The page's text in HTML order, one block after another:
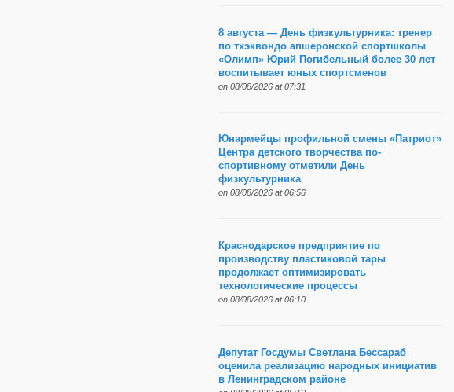
8 августа — День физкультурника: тренер
по тхэквондо апшеронской спортшколы
«Олимп» Юрий Погибельный более 30 лет
воспитывает юных спортсменов
on 08/08/2026 at 07:31
Юнармейцы профильной смены «Патриот»
Центра детского творчества по-
спортивному отметили День
физкультурника
on 08/08/2026 at 06:56
Краснодарское предприятие по
производству пластиковой тары
продолжает оптимизировать
технологические процессы
on 08/08/2026 at 06:10
Депутат Госдумы Светлана Бессараб
оценила реализацию народных инициатив
в Ленинградском районе